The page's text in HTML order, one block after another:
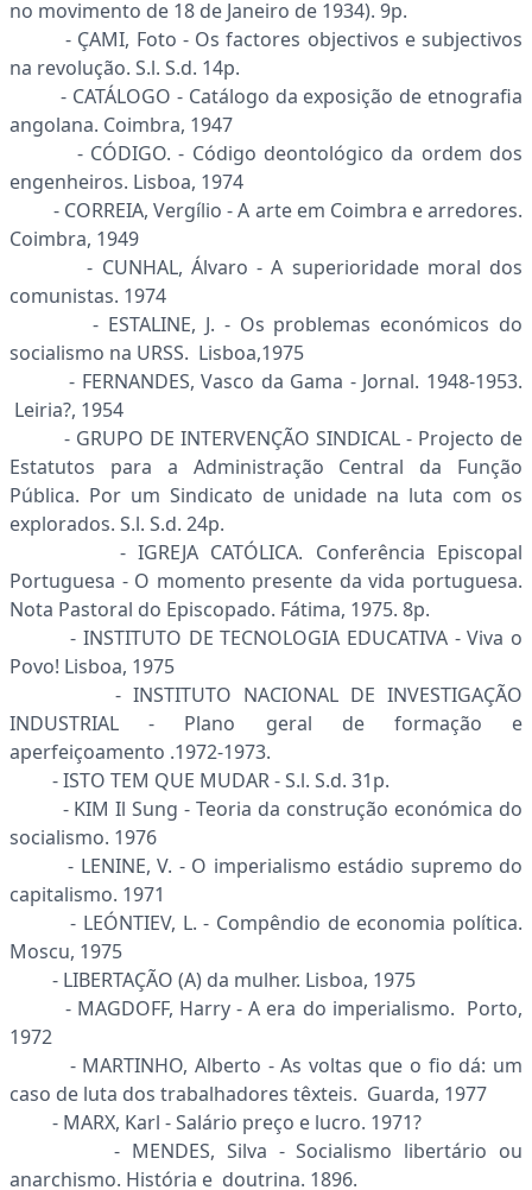
no movimento de 18 de Janeiro de 1934). 9p.
- ÇAMI, Foto - Os factores objectivos e subjectivos
na revolução. S.l. S.d. 14p.
- CATÁLOGO - Catálogo da exposição de etnografia
angolana. Coimbra, 1947
- CÓDIGO. - Código deontológico da ordem dos
engenheiros. Lisboa, 1974
- CORREIA, Vergílio - A arte em Coimbra e arredores.
Coimbra, 1949
- CUNHAL, Álvaro - A superioridade moral dos
comunistas. 1974
- ESTALINE, J. - Os problemas económicos do
socialismo na URSS. Lisboa,1975
- FERNANDES, Vasco da Gama - Jornal. 1948-1953.
Leiria?, 1954
- GRUPO DE INTERVENÇÃO SINDICAL - Projecto de
Estatutos para a Administração Central da Função
Pública. Por um Sindicato de unidade na luta com os
explorados. S.l. S.d. 24p.
- IGREJA CATÓLICA. Conferência Episcopal
Portuguesa - O momento presente da vida portuguesa.
Nota Pastoral do Episcopado. Fátima, 1975. 8p.
- INSTITUTO DE TECNOLOGIA EDUCATIVA - Viva o
Povo! Lisboa, 1975
- INSTITUTO NACIONAL DE INVESTIGAÇÃO
INDUSTRIAL - Plano geral de formação e
aperfeiçoamento .1972-1973.
- ISTO TEM QUE MUDAR - S.l. S.d. 31p.
- KIM Il Sung - Teoria da construção económica do
socialismo. 1976
- LENINE, V. - O imperialismo estádio supremo do
capitalismo. 1971
- LEÓNTIEV, L. - Compêndio de economia política.
Moscu, 1975
- LIBERTAÇÃO (A) da mulher. Lisboa, 1975
- MAGDOFF, Harry - A era do imperialismo. Porto,
1972
- MARTINHO, Alberto - As voltas que o fio dá: um
caso de luta dos trabalhadores têxteis. Guarda, 1977
- MARX, Karl - Salário preço e lucro. 1971?
- MENDES, Silva - Socialismo libertário ou
anarchismo. História e doutrina. 1896.